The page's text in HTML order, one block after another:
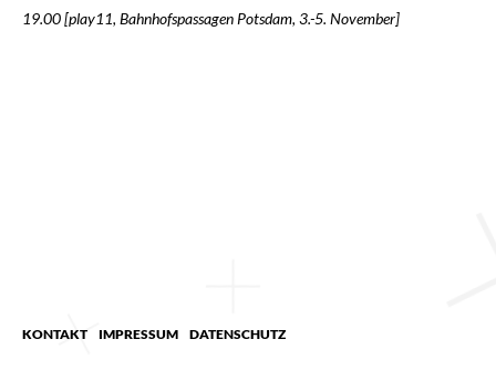
19.00 [play11, Bahnhofspassagen Potsdam, 3.-5. November]
KONTAKT IMPRESSUM DATENSCHUTZ